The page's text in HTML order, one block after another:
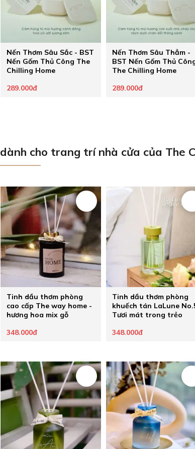
Nến Thơm Sâu Sắc - BST
Nến Gốm Thủ Công The
Chilling Home
289.000đ
Nến Thơm Sâu Thẳm -
BST Nến Gốm Thủ
The Chilling Home
289.000đ
dành cho trang trí nhà cửa của The
Tinh dầu thơm phòng
cao cấp The way home -
hương hoa mix gỗ
348.000đ
Tinh dầu thơm phòng
khuếch tán LaLune
Tươi mát trong trẻo
348.000đ